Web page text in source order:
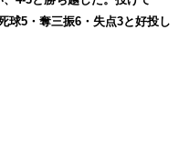
球5・奪三振6・失点3と好投し